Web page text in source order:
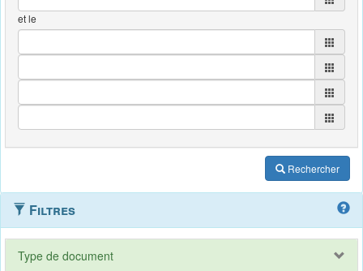
et le
Rechercher
Filtres
Type de document